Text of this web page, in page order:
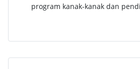
program kanak-kanak dan